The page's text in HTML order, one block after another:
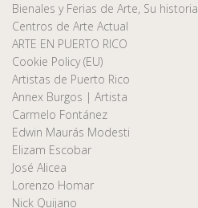
Bienales y Ferias de Arte, Su historia
Centros de Arte Actual
ARTE EN PUERTO RICO
Cookie Policy (EU)
Artistas de Puerto Rico
Annex Burgos | Artista
Carmelo Fontánez
Edwin Maurás Modesti
Elizam Escobar
José Alicea
Lorenzo Homar
Nick Quijano